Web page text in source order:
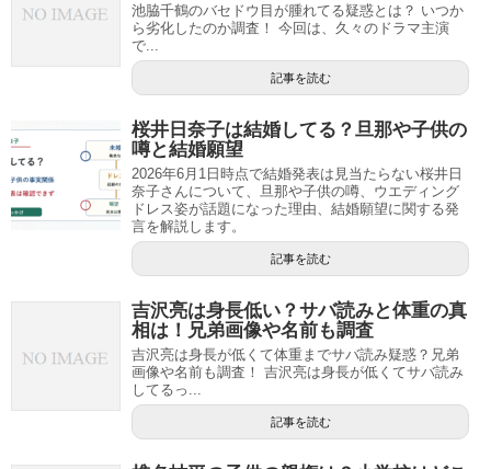
池脇千鶴のバセドウ目が腫れてる疑惑とは？ いつか
ら劣化したのか調査！ 今回は、久々のドラマ主演
で...
記事を読む
桜井日奈子は結婚してる？旦那や子供の
噂と結婚願望
2026年6月1日時点で結婚発表は見当たらない桜井日
奈子さんについて、旦那や子供の噂、ウエディング
ドレス姿が話題になった理由、結婚願望に関する発
言を解説します。
記事を読む
吉沢亮は身長低い？サバ読みと体重の真
相は！兄弟画像や名前も調査
吉沢亮は身長が低くて体重までサバ読み疑惑？兄弟
画像や名前も調査！ 吉沢亮は身長が低くてサバ読み
してるっ...
記事を読む